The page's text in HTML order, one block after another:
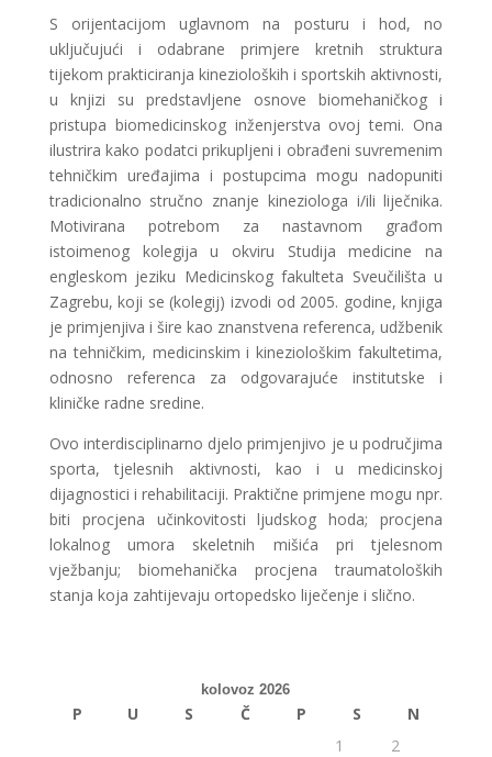
S orijentacijom uglavnom na posturu i hod, no
uključujući i odabrane primjere kretnih struktura
tijekom prakticiranja kinezioloških i sportskih aktivnosti,
u knjizi su predstavljene osnove biomehaničkog i
pristupa biomedicinskog inženjerstva ovoj temi. Ona
ilustrira kako podatci prikupljeni i obrađeni suvremenim
tehničkim uređajima i postupcima mogu nadopuniti
tradicionalno stručno znanje kineziologa i/ili liječnika.
Motivirana potrebom za nastavnom građom
istoimenog kolegija u okviru Studija medicine na
engleskom jeziku Medicinskog fakulteta Sveučilišta u
Zagrebu, koji se (kolegij) izvodi od 2005. godine, knjiga
je primjenjiva i šire kao znanstvena referenca, udžbenik
na tehničkim, medicinskim i kineziološkim fakultetima,
odnosno referenca za odgovarajuće institutske i
kliničke radne sredine.
Ovo interdisciplinarno djelo primjenjivo je u područjima
sporta, tjelesnih aktivnosti, kao i u medicinskoj
dijagnostici i rehabilitaciji. Praktične primjene mogu npr.
biti procjena učinkovitosti ljudskog hoda; procjena
lokalnog umora skeletnih mišića pri tjelesnom
vježbanju; biomehanička procjena traumatoloških
stanja koja zahtijevaju ortopedsko liječenje i slično.
kolovoz 2026
P U S Č P S
N
1
2